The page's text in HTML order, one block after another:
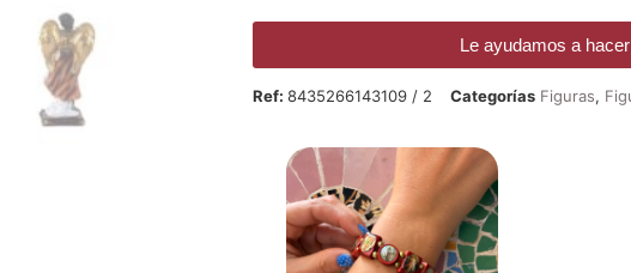
a
lista
espera
producto
Le ayudamos a
Ref: 8435266143109 / 2 Categorías Figuras,